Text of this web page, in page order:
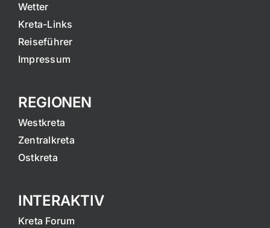
Wetter
Kreta-Links
Reiseführer
Impressum
REGIONEN
Westkreta
Zentralkreta
Ostkreta
INTERAKTIV
Kreta Forum